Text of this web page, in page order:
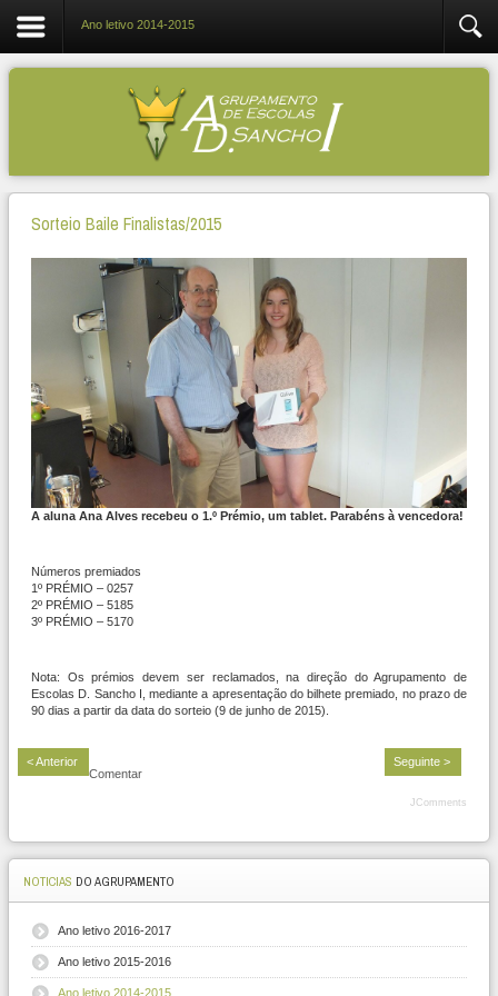
Ano letivo 2014-2015
Sorteio Baile Finalistas/2015
A aluna Ana Alves recebeu o 1.º Prémio, um tablet. Parabéns à vencedora!
Números premiados
1º PRÉMIO – 0257
2º PRÉMIO – 5185
3º PRÉMIO – 5170
Nota: Os prémios devem ser reclamados, na direção do Agrupamento de
Escolas D. Sancho I, mediante a apresentação do bilhete premiado, no prazo de
90 dias a partir da data do sorteio (9 de junho de 2015).
< Anterior
Seguinte >
Comentar
JComments
NOTICIAS DO AGRUPAMENTO
Ano letivo 2016-2017
Ano letivo 2015-2016
Ano letivo 2014-2015